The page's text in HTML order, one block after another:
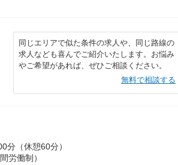
同じエリアで似た条件の求人や、同じ路線の
求人なども喜んでご紹介いたします。お悩み
やご希望があれば、ぜひご相談ください。
無料で相談する
分（休憩60分）
労働制）